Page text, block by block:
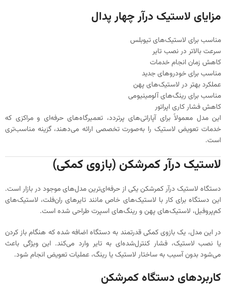
مزایای لاستیک درآر چهار پدال
مناسب برای لاستیک‌های تیوبلس
سرعت بالاتر در نصب تایر
کاهش زمان انجام خدمات
مناسب برای خودروهای جدید
عملکرد بهتر در لاستیک‌های پهن
مناسب برای رینگ‌های آلومینیومی
کاهش فشار کاری اپراتور
این مدل معمولاً برای آپاراتی‌های پرتردد، تعمیرگاه‌های حرفه‌ای و مراکزی که
خدمات تعویض لاستیک را به‌صورت تخصصی ارائه می‌دهند، گزینه مناسب‌تری
است.
لاستیک درآر کمرشکن (بازوی کمکی)
دستگاه لاستیک درآر کمرشکن یکی از حرفه‌ای‌ترین مدل‌های موجود در بازار است.
این دستگاه برای کار با لاستیک‌های خاص مانند تایرهای ران‌فلت، لاستیک‌های
کم‌پروفیل، لاستیک‌های پهن و رینگ‌های اسپرت طراحی شده است.
در این مدل، یک بازوی کمکی قدرتمند به دستگاه اضافه شده که هنگام باز کردن
یا نصب لاستیک، فشار کنترل‌شده‌ای به تایر وارد می‌کند. این ویژگی باعث
می‌شود بدون آسیب به ساختار لاستیک یا رینگ، عملیات تعویض انجام شود.
کاربردهای دستگاه کمرشکن